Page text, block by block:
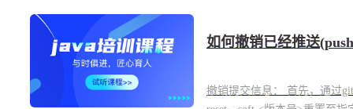
如何撤销已经推送
撤销提交信息： 首先，通过